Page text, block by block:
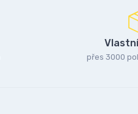
přes 3000